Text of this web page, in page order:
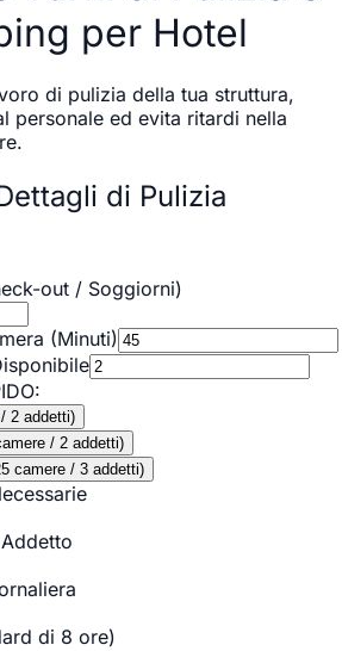
per Hotel
di pulizia della tua struttura,
personale ed evita ritardi nella
di Pulizia
out / Soggiorni)
(Minuti)
2 addetti)
/ 2 addetti)
camere / 3 addetti)
di 8 ore)